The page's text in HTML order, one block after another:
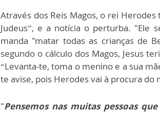
Através dos Reis Magos, o rei
Judeus”, e a notícia o perturba. "Ele
manda "matar todas as crianças de
segundo o cálculo dos Magos, Jesus
“Levanta-te, toma o menino e a sua
te avise, pois Herodes vai à procura do
"Pensemos nas muitas pessoas